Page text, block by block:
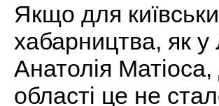
Якщо для
хабарництва, як у
Анатолія
області це не